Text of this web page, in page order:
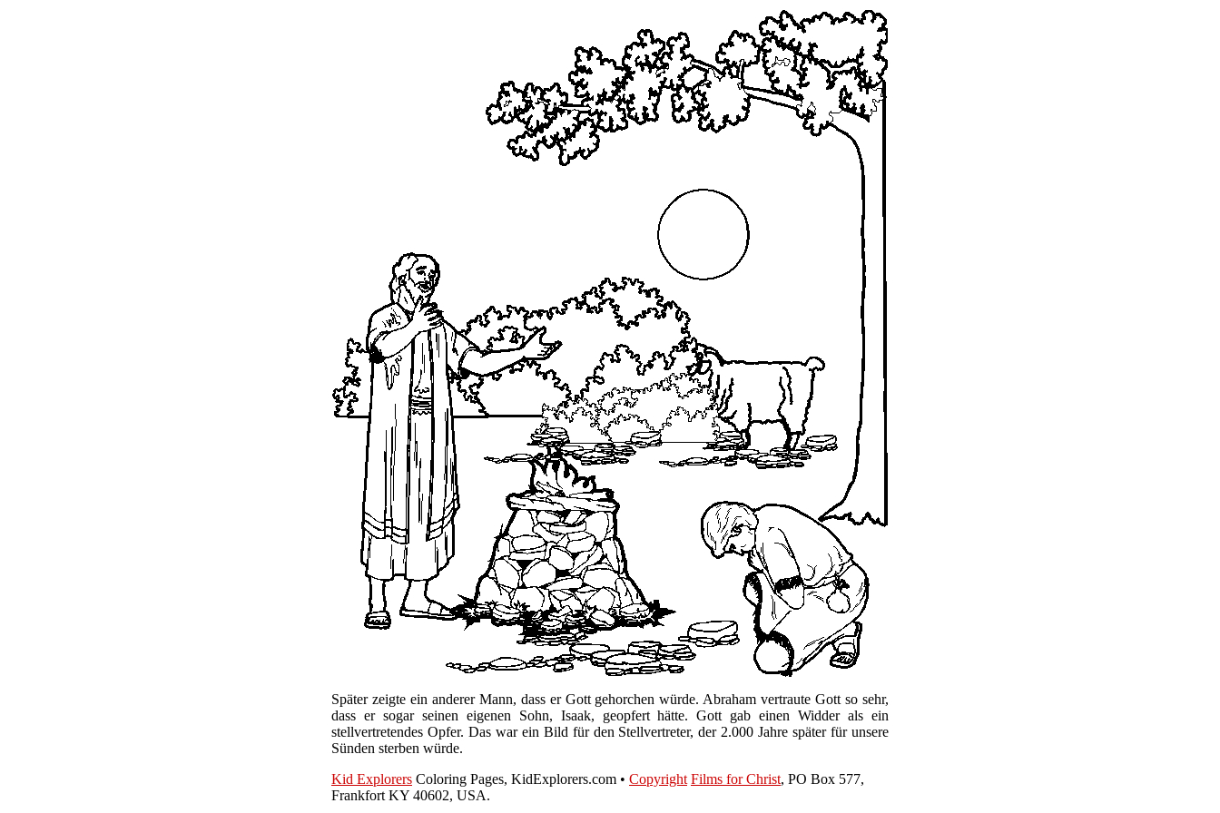
Später zeigte ein anderer Mann, dass er Gott gehorchen würde. Abraham vertraute Gott so sehr,
dass er sogar seinen eigenen Sohn, Isaak, geopfert hätte. Gott gab einen Widder als ein
stellvertretendes Opfer. Das war ein Bild für den Stellvertreter, der 2.000 Jahre später für unsere
Sünden sterben würde.
Kid Explorers Coloring Pages, KidExplorers.com • Copyright Films for Christ, PO Box 577,
Frankfort KY 40602, USA.